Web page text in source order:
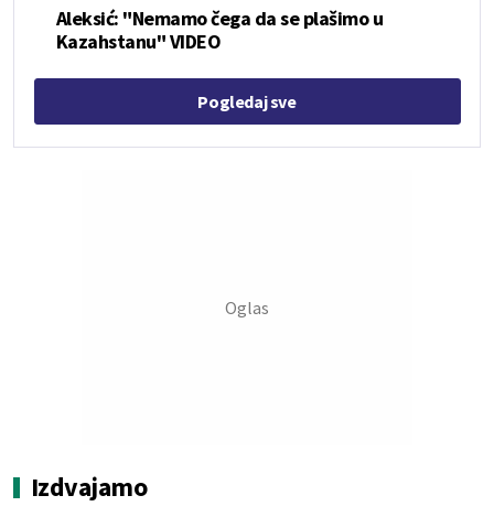
Aleksić: "Nemamo čega da se plašimo u
Kazahstanu" VIDEO
Pogledaj sve
Izdvajamo